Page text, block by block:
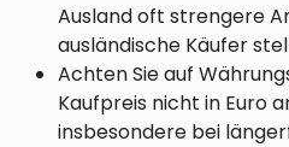
Ausland oft strengere
ausländische Käufer
Achten Sie auf
Kaufpreis nicht in Euro
insbesondere bei